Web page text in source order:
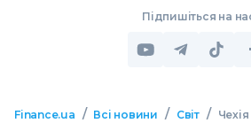
Підпишіться на
Finance.ua / Всі новини / Світ /